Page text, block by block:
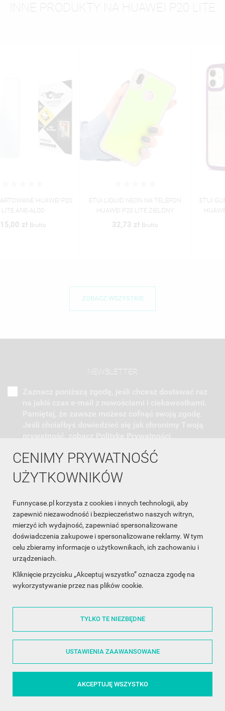
CENIMY PRYWATNOŚĆ
UŻYTKOWNIKÓW
Funnycase.pl korzysta z cookies i innych technologii, aby
zapewnić niezawodność i bezpieczeństwo naszych witryn,
mierzyć ich wydajność, zapewniać spersonalizowane
doświadczenia zakupowe i spersonalizowane reklamy. W tym
celu zbieramy informacje o użytkownikach, ich zachowaniu i
urządzeniach.
Kliknięcie przycisku „Akceptuj wszystko” oznacza zgodę na
wykorzystywanie przez nas plików cookie.
TYLKO TE NIEZBĘDNE
USTAWIENIA ZAAWANSOWANE
AKCEPTUJĘ WSZYSTKO
INNE PRODUKTY NA HUAWEI P20 LITE
ETUI LIQUID NEON NA TELEFON
HUAWEI P20 LITE ZIELONY
32,73 zł
ETUI GUMA HYBRID NA TELEFON
HUAWEI P20 LITE FIOLETOWY
19,39 zł
ZOBACZ WSZYSTKIE
NEWSLETTER
INFORMACJA O SKLEPIE
INFORMACJE
OBSŁUGA KLIENTA
WSPÓŁPRACA
ŚLEDŹ NAS NA FACEBOOKU
Made with❤in Poland